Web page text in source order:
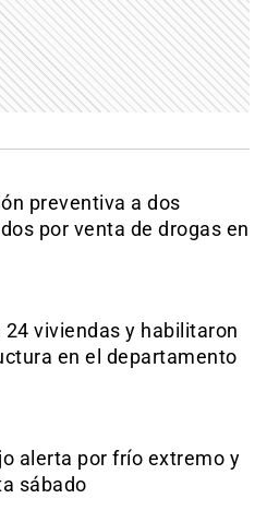
preventiva a dos
por venta de drogas en
viviendas y habilitaron
en el departamento
alerta por frío extremo y
sábado